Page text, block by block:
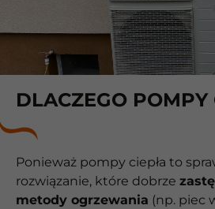
DLACZEGO POMPY
Ponieważ pompy ciepła to
rozwiązanie, które dobrze
metody ogrzewania (np. piec